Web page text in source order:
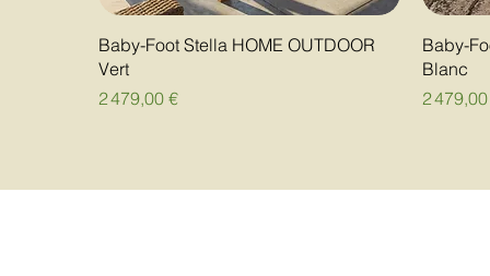
Baby-Foot Stella HOME OUTDOOR
Vert
Prix
2 479,00 €
Baby-
Blanc
Prix
2